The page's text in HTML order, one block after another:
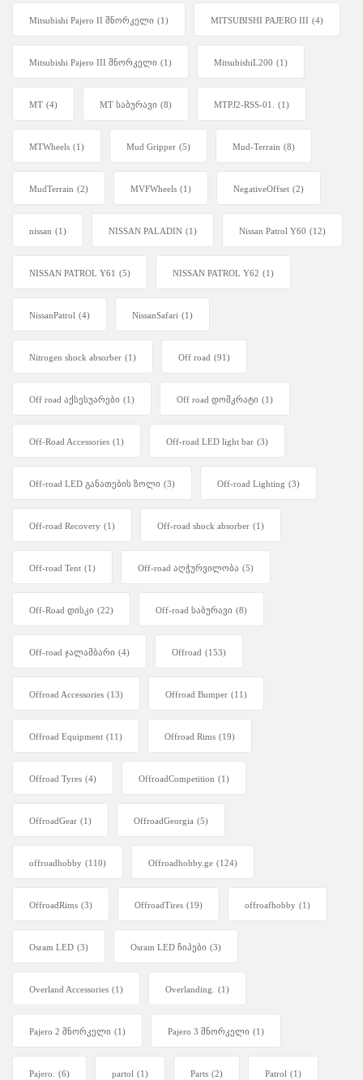
Mitsubishi Pajero II შნორკელი (1) MITSUBISHI PAJERO III (4)
Mitsubishi Pajero III შნორკელი (1) MitsubishiL200 (1)
MT (4) MT საბურავი (8) MTPJ2-RSS-01. (1)
MTWheels (1) Mud Gripper (5) Mud-Terrain (8)
MudTerrain (2) MVFWheels (1) NegativeOffset (2)
nissan (1) NISSAN PALADIN (1) Nissan Patrol Y60 (12)
NISSAN PATROL Y61 (5) NISSAN PATROL Y62 (1)
NissanPatrol (4) NissanSafari (1)
Nitrogen shock absorber (1) Off road (91)
Off road აქსესუარები (1) Off road დომკრატი (1)
Off-Road Accessories (1) Off-road LED light bar (3)
Off-road LED განათების ზოლი (3) Off-road Lighting (3)
Off-road Recovery (1) Off-road shock absorber (1)
Off-road Tent (1) Off-road აღჭურვილობა (5)
Off-Road დისკი (22) Off-road საბურავი (8)
Off-road ჯალამბარი (4) Offroad (153)
Offroad Accessories (13) Offroad Bumper (11)
Offroad Equipment (11) Offroad Rims (19)
Offroad Tyres (4) OffroadCompetition (1)
OffroadGear (1) OffroadGeorgia (5)
offroadhobby (110) Offroadhobby.ge (124)
OffroadRims (3) OffroadTires (19) offroafhobby (1)
Osram LED (3) Osram LED ჩიპები (3)
Overland Accessories (1) Overlanding. (1)
Pajero 2 შნორკელი (1) Pajero 3 შნორკელი (1)
Pajero. (6) partol (1) Parts (2) Patrol (1)